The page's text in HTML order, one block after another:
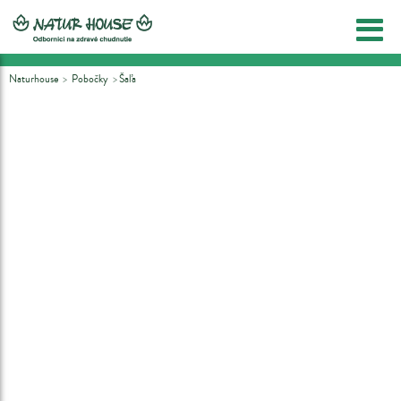
Naturhouse Pobočky Šaľa